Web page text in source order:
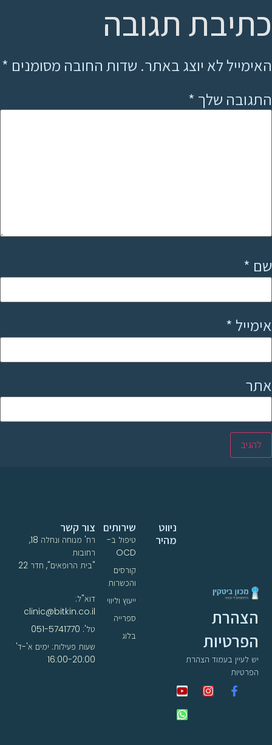
כתיבת תגובה
האימייל לא יוצג באתר. שדות החובה מסומנים *
התגובה שלך *
שם *
אימייל *
אתר
הצהרת
הפרטיות
יש לעיין בעמוד הצהרת
הפרטיות
שירותים
טיפול ב-
OCD
קורסים
והכשרות
ייעוץ וליווי
ספרייה
בלוג
ניווט
מהיר
צור קשר
רח' מנוחה ונחלה 18,
רחובות
"בית הרופאים", חדר 22
דוא"ל:
clinic@bitkin.co.il
טל': 051-5741770
שעות פעילות: ימים א'-ד'
16:00-20:00